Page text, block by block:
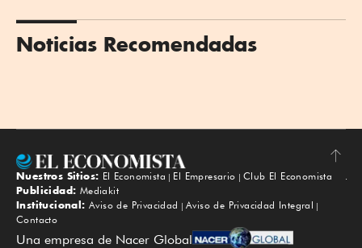
Noticias Recomendadas
Subir
Nuestros Sitios: El Economista El Empresario
Club El Economista
Publicidad: Mediakit
Institucional: Aviso de Privacidad
Aviso de Privacidad Integral
Contacto
Una empresa de Nacer Global